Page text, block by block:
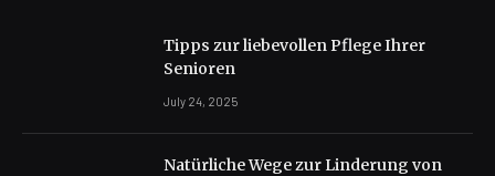
Tipps zur liebevollen Pflege Ihrer
Senioren
July 24, 2025
Natürliche Wege zur Linderung von